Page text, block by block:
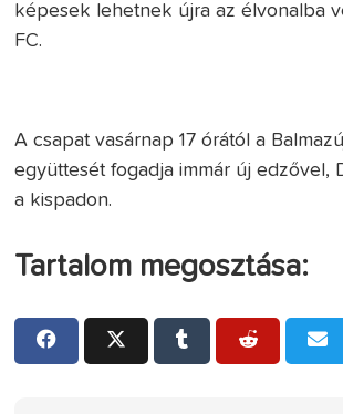
képesek lehetnek újra az élvonalba
FC.
A csapat vasárnap 17 órától a
együttesét fogadja immár új edzővel,
a kispadon.
Tartalom megosztása: